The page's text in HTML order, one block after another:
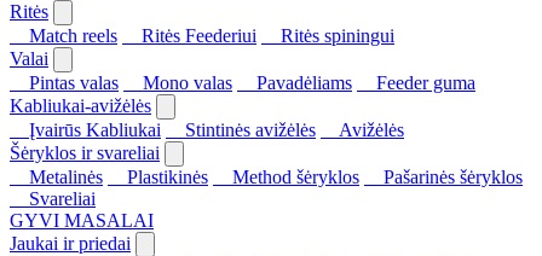
Ritės
Match reels
Ritės Feederiui
Ritės spiningui
Valai
Pintas valas
Mono valas Pavadėliams
Feeder guma
Kabliukai-avižėlės
Įvairūs Kabliukai
Stintinės avižėlės
Avižėlės
Šėryklos ir svareliai
Metalinės
Plastikinės Method šėryklos
Pašarinės šėryklos
Svareliai
GYVI MASALAI
Jaukai ir priedai